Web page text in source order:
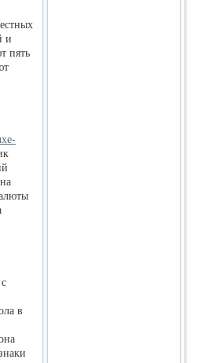
и
пять
в